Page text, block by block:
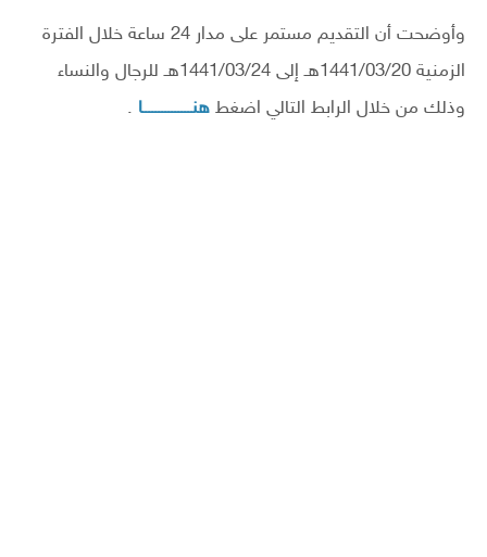
وأوضحت أن التقديم مستمر على مدار 24 ساعة خلال الفترة
الزمنية 1441/03/20هـ إلى 1441/03/24هـ للرجال والنساء
وذلك من خلال الرابط التالي اضغط هنـــــــــــــــا .